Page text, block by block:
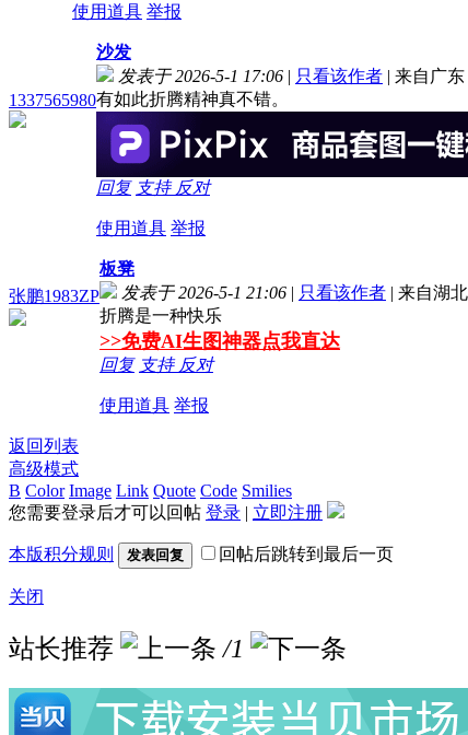
使用道具 举报
1337565980
沙发
发表于 2026-5-1 17:06 | 只看该作者 | 来自广东
有如此折腾精神真不错。
回复 支持 反对
使用道具 举报
张鹏1983ZP
板凳
发表于 2026-5-1 21:06 | 只看该作者 | 来自湖北
折腾是一种快乐
>>免费AI生图神器点我直达
回复 支持 反对
使用道具 举报
返回列表
高级模式
B Color Image Link Quote Code Smilies
您需要登录后才可以回帖 登录 | 立即注册
本版积分规则 发表回复 回帖后跳转到最后一页
关闭
站长推荐 /1